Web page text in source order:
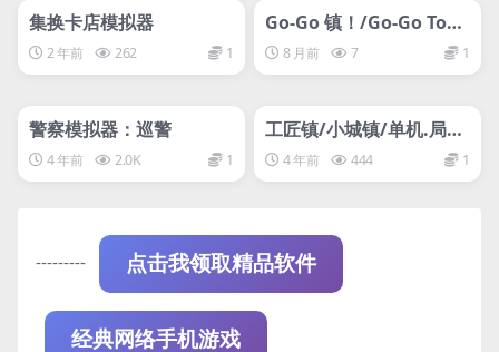
集换卡店模拟器
2 年前 262 1
网盘下载游戏
Go-Go 镇！/Go-Go Tow
n! 8 月前 7 1
网盘下载游戏
警察模拟器：巡警
4 年前 2.0K 1
网盘下载游戏
工匠镇/小城镇/单机.局域
网联机
4 年前 444 1
--------- 点击我领取精品软件
经典网络手机游戏